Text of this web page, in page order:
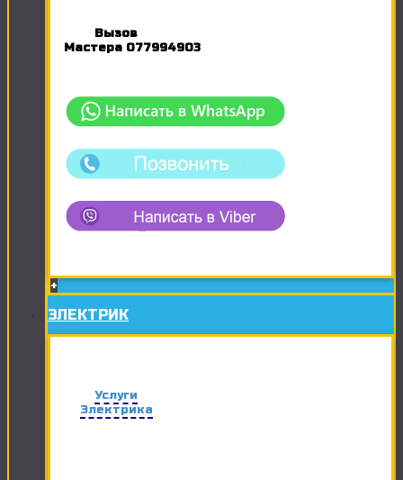
Вызов
Мастера 077994903
+
ЭЛЕКТРИК
Услуги
Электрика